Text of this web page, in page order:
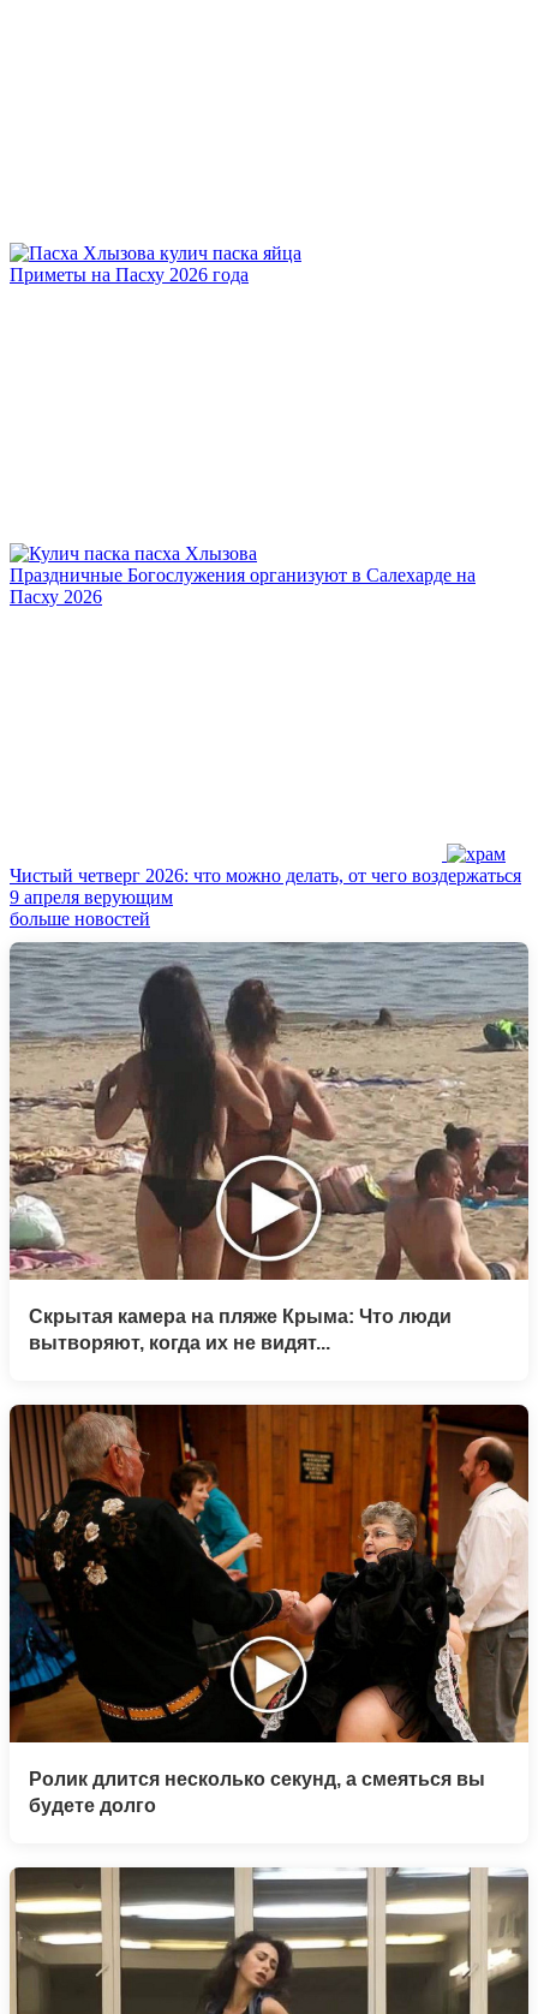
Приметы на Пасху 2026 года
Праздничные Богослужения организуют в Салехарде на
Пасху 2026
Чистый четверг 2026: что можно делать, от чего воздержаться
9 апреля верующим
больше новостей
Скрытая камера на пляже Крыма: Что люди
вытворяют, когда их не видят...
Ролик длится несколько секунд, а смеяться вы
будете долго